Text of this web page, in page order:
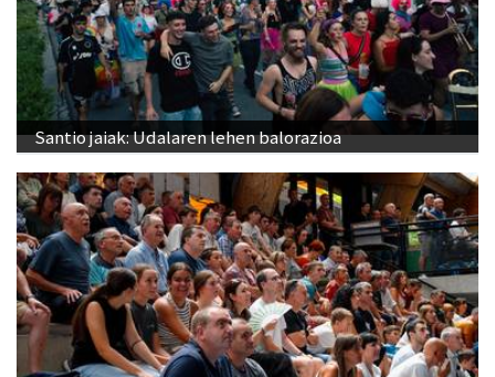
Santio jaiak: Udalaren lehen balorazioa